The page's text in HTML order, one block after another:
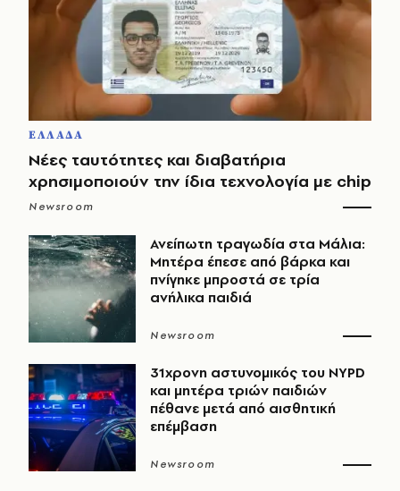
ΕΛΛΑΔΑ
Νέες ταυτότητες και διαβατήρια
χρησιμοποιούν την ίδια τεχνολογία με chip
Newsroom
Ανείπωτη τραγωδία στα Μάλια:
Μητέρα έπεσε από βάρκα και
πνίγηκε μπροστά σε τρία
ανήλικα παιδιά
Newsroom
31χρονη αστυνομικός του NYPD
και μητέρα τριών παιδιών
πέθανε μετά από αισθητική
επέμβαση
Newsroom